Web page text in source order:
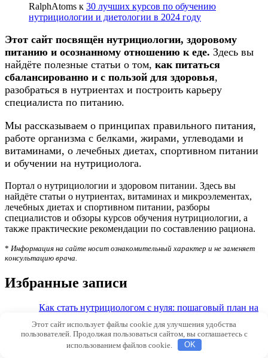
RalphAtoms к 30 лучших курсов по обучению
нутрициологии и диетологии в 2024 году
Этот сайт посвящён нутрициологии, здоровому
питанию и осознанному отношению к еде. Здесь вы
найдёте полезные статьи о том, как питаться
сбалансированно и с пользой для здоровья,
разобраться в нутриентах и построить карьеру
специалиста по питанию.
Мы рассказываем о принципах правильного питания,
работе организма с белками, жирами, углеводами и
витаминами, о лечебных диетах, спортивном питании
и обучении на нутрициолога.
Портал о нутрициологии и здоровом питании. Здесь вы
найдёте статьи о нутриентах, витаминах и микроэлементах,
лечебных диетах и спортивном питании, разборы
специалистов и обзоры курсов обучения нутрициологии, а
также практические рекомендации по составлению рациона.
* Информация на сайте носит ознакомительный характер и не заменяет
консультацию врача.
Избранные записи
Как стать нутрициологом с нуля: пошаговый план на
Автор: Васильева Н.В., врач- нутрициолог, к.м.н.
06.08.2026
Интегративная нутрициология: что входит в подход
Этот сайт использует файлы cookie для улучшения удобства
пользователей. Продолжая пользоваться сайтом, вы соглашаетесь с
использованием файлов cookie.
OK